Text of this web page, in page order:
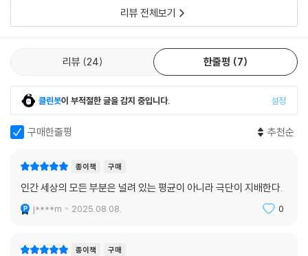
기가 변하면 다른 모든 것도 변해야 한다.” ? 바츨라프 스밀
ㆍ 더 높은 건물, 더 넓은 디스플레이, 더 거대한 산업까지, 더욱 큰 것에 집
착하는 현대 세계
고, 안경은 눈동자 사이의 거리에 제약을 받으며, 숟가락은 입의 크기에 맞
큰 것에 집착하고 있다. 오늘날 아주 잘나가는 SUV는 1950년대 초 유럽
도 점점 커지고 있다. 미국의 평균 주택 면적은 1950년과 비교할 때 2.5배
이상 넓어졌다. 가구원의 수가 점점 줄어들어 1인당 평균 거주 면적은 거의
4배로 늘었다. 집이 커지면서 냉장고와 TV도 자연히 커졌다. 이러한 크기
증가 뒤에는 제2차 세계대전 이후 역사상 유례없을 만큼 증가한 각국의 G
리뷰 전체보기
리뷰 24 한줄평 7
클린봇이 부적절한 글을 감지 중입니다. 설정
구매한줄평 추천순
종이책 구매
인간 세상의 모든 부분은 널려 있는 평균이 아니라 극단이 지배한다.
j****m 2025.08.08. 0
종이책 구매